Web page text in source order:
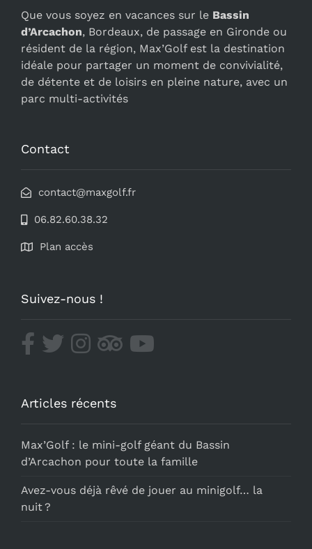
Que vous soyez en vacances sur le Bassin
d’Arcachon, Bordeaux, de passage en Gironde ou
résident de la région, Max’Golf est la destination
idéale pour partager un moment de convivialité,
de détente et de loisirs en pleine nature, avec un
parc multi-activités
Contact
contact@maxgolf.fr
06.82.60.38.32
Plan accès
Suivez-nous !
Articles récents
Max’Golf : le mini-golf géant du Bassin
d’Arcachon pour toute la famille
Avez-vous déjà rêvé de jouer au minigolf… la
nuit ?